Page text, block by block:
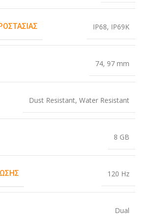
IP68, IP69K
74, 97 mm
Dust Resistant, Water Resistant
8 GB
120 Hz
Dual